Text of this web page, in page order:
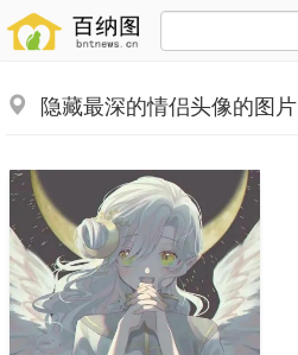
隐藏最深的情侣头像的图片